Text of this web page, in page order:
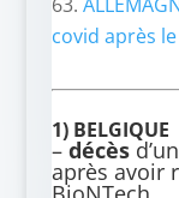
covid après
1) BELGIQUE
–décès
après avoir